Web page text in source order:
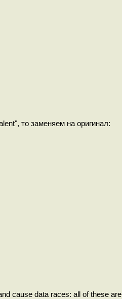
то заменяем на оригинал:
cause data races: all of these are